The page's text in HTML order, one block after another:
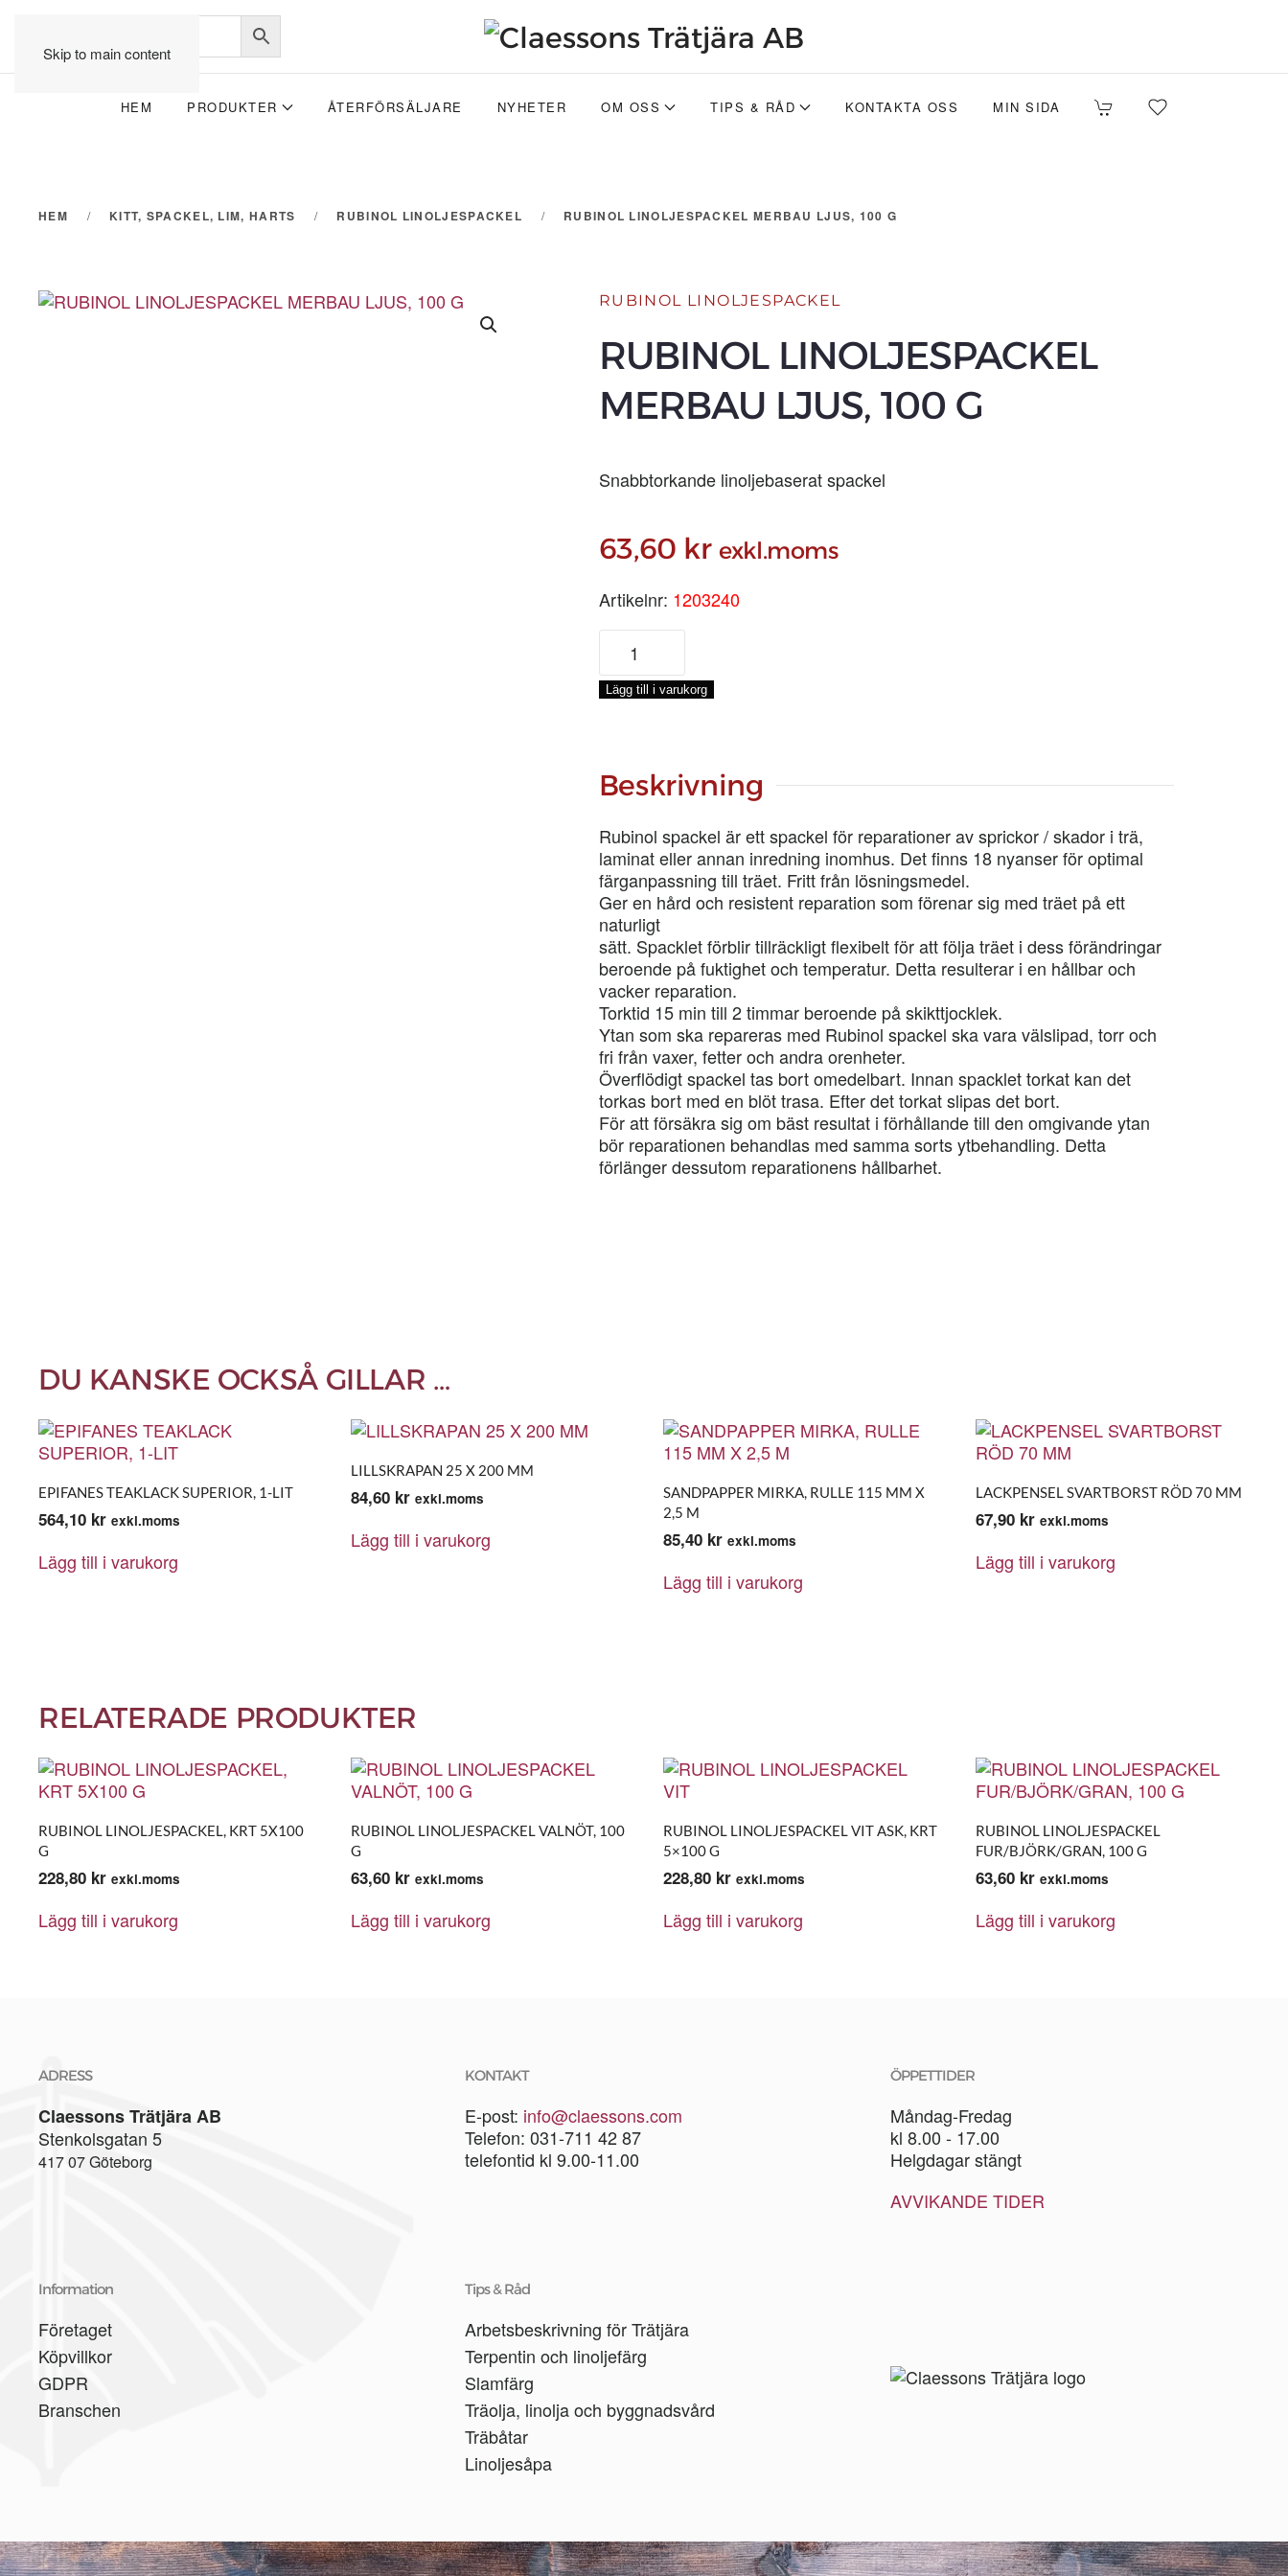
Skip to main content
HEM PRODUKTER ÅTERFÖRSÄLJARE NYHETER OM OSS TIPS & RÅD KONTAKTA OSS MIN SIDA
HEM KITT, SPACKEL, LIM, HARTS RUBINOL LINOLJESPACKEL RUBINOL LINOLJESPACKEL MERBAU LJUS, 100 G
RUBINOL LINOLJESPACKEL
RUBINOL LINOLJESPACKEL
MERBAU LJUS, 100 G
Snabbtorkande linoljebaserat spackel
63,60 kr exkl.moms
Artikelnr: 1203240
RUBINOL
LINOLJESPACKEL
MERBAU
LJUS,
mängd
Lägg till i varukorg
Beskrivning
Rubinol spackel är ett spackel för reparationer av sprickor / skador i trä,
laminat eller annan inredning inomhus. Det finns 18 nyanser för optimal
färganpassning till träet. Fritt från lösningsmedel.
Ger en hård och resistent reparation som förenar sig med träet på ett
naturligt
sätt. Spacklet förblir tillräckligt flexibelt för att följa träet i dess förändringar
beroende på fuktighet och temperatur. Detta resulterar i en hållbar och
vacker reparation.
Torktid 15 min till 2 timmar beroende på skikttjocklek.
Ytan som ska repareras med Rubinol spackel ska vara välslipad, torr och
fri från vaxer, fetter och andra orenheter.
Överflödigt spackel tas bort omedelbart. Innan spacklet torkat kan det
torkas bort med en blöt trasa. Efter det torkat slipas det bort.
För att försäkra sig om bäst resultat i förhållande till den omgivande ytan
bör reparationen behandlas med samma sorts ytbehandling. Detta
förlänger dessutom reparationens hållbarhet.
DU KANSKE OCKSÅ GILLAR …
EPIFANES TEAKLACK SUPERIOR, 1-LIT
564,10 kr exkl.moms
Lägg till i varukorg
LILLSKRAPAN 25 X 200 MM
84,60 kr exkl.moms
Lägg till i varukorg
SANDPAPPER MIRKA, RULLE 115 MM X
2,5 M
85,40 kr exkl.moms
Lägg till i varukorg
LACKPENSEL SVARTBORST RÖD 70 MM
67,90 kr exkl.moms
Lägg till i varukorg
RELATERADE PRODUKTER
RUBINOL LINOLJESPACKEL, KRT 5X100
G
228,80 kr exkl.moms
Lägg till i varukorg
RUBINOL LINOLJESPACKEL VALNÖT, 100
G
63,60 kr exkl.moms
Lägg till i varukorg
RUBINOL LINOLJESPACKEL VIT ASK, KRT
5×100 G
228,80 kr exkl.moms
Lägg till i varukorg
RUBINOL LINOLJESPACKEL
FUR/BJÖRK/GRAN, 100 G
63,60 kr exkl.moms
Lägg till i varukorg
ADRESS
Claessons Trätjära AB
Stenkolsgatan 5
417 07 Göteborg
KONTAKT
E-post: info@claessons.com
Telefon: 031-711 42 87
telefontid kl 9.00-11.00
ÖPPETTIDER
Måndag-Fredag
kl 8.00 - 17.00
Helgdagar stängt
AVVIKANDE TIDER
Information
Företaget
Köpvillkor
GDPR
Branschen
Tips & Råd
Arbetsbeskrivning för Trätjära
Terpentin och linoljefärg
Slamfärg
Träolja, linolja och byggnadsvård
Träbåtar
Linoljesåpa